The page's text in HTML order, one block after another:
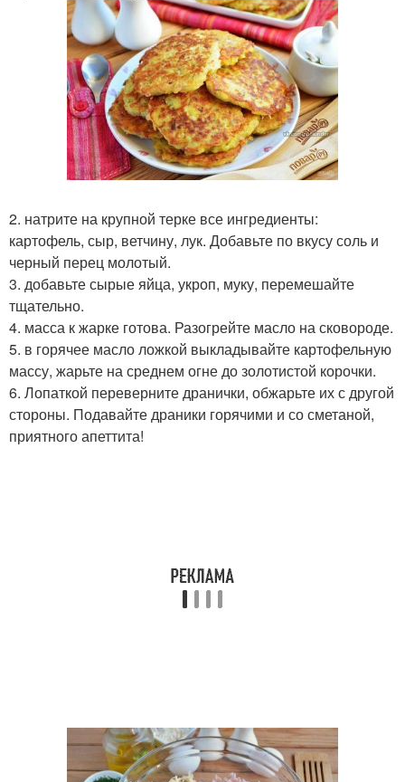
2. натрите на крупной терке все ингредиенты:
картофель, сыр, ветчину, лук. Добавьте по вкусу соль и
черный перец молотый.
3. добавьте сырые яйца, укроп, муку, перемешайте
тщательно.
4. масса к жарке готова. Разогрейте масло на сковороде.
5. в горячее масло ложкой выкладывайте картофельную
массу, жарьте на среднем огне до золотистой корочки.
6. Лопаткой переверните дранички, обжарьте их с другой
стороны. Подавайте драники горячими и со сметаной,
приятного апеттита!